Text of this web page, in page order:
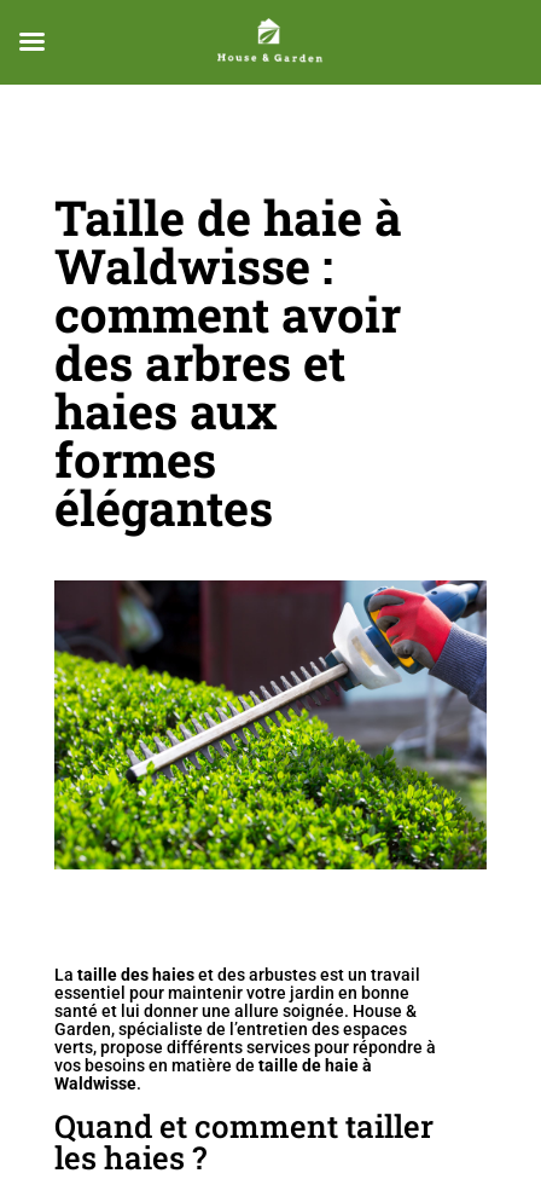
Taille de haie à
Waldwisse :
comment avoir
des arbres et
haies aux
formes
élégantes
La taille des haieset des arbustes est un travail
essentiel pour maintenir votre jardin en bonne
santé et lui donner une allure soignée. House &
Garden, spécialiste de l’entretien des espaces
verts, propose différents services pour répondre à
vos besoins en matière de taille de haie à
Waldwisse.
Quand et comment tailler
les haies ?